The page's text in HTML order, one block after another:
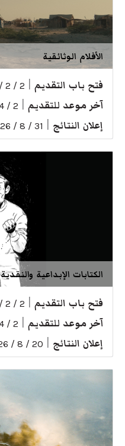
الأفلام الوثائقية
فتح باب التقديم 2 / 2 / 2026
آخر موعد للتقديم 2 / 4 / 2026
إعلان النتائج 31 / 8 / 2026
الكتابات الإبداعية والنقدية
فتح باب التقديم 2 / 2 / 2026
آخر موعد للتقديم 2 / 4 / 2026
إعلان النتائج 20 / 8 / 2026